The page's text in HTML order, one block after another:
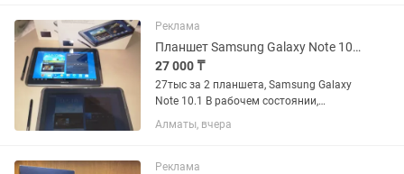
AMOLED, защищен сапфировым...
Реклама
Планшет Samsung Galaxy Note 10.1
27 000 ₸
27тыс за 2 планшета, Samsung Galaxy
Note 10.1 В рабочем состоянии,
Стилусы есть. Один планшет с чехлом.
Самовывоз!
Алматы, вчера
Реклама